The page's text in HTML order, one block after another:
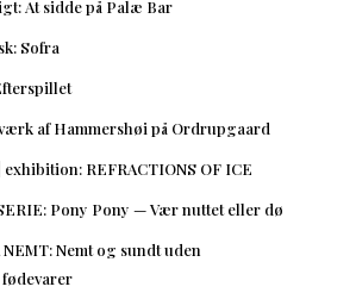
At sidde på Palæ Bar
Sofra
af Hammershøi på Ordrupgaard
REFRACTIONS OF ICE
Pony Pony — Vær nuttet eller dø
Nemt og sundt uden